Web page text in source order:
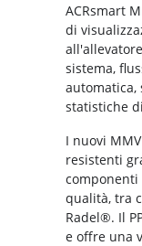
ACRsmart
di
sistema,
automatica,
statistiche
I nuovi
resistenti
qualità, tra
Radel®. Il
e offre una